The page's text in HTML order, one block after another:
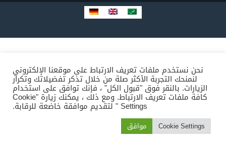
المتجر الاصناف
نحن نستخدم ملفات تعريف الارتباط على موقعنا الإلكتروني
لنمنحك التجربة الأكثر صلة من خلال تذكر تفضيلاتك وتكرار
الزيارات. بالنقر فوق "قبول الكل" ، فإنك توافق على استخدام
كافة ملفات تعريف الارتباط. ومع ذلك ، يمكنك زيارة "Cookie
Settings " لتقديم موافقة خاضعة للرقابة.
Cookie Settings موافق